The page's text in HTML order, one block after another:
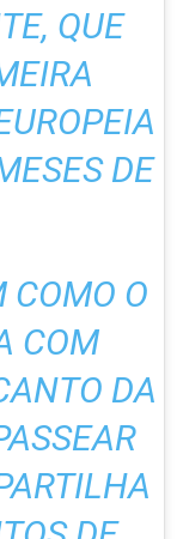
QUE
DE
COMO O
COM
DA